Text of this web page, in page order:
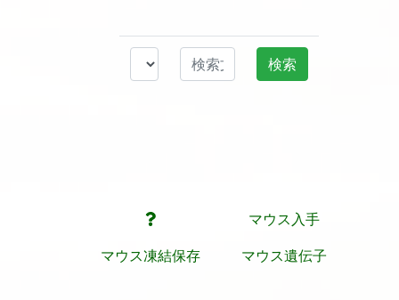
マウス入手
マウス凍結保存 マウス遺伝子